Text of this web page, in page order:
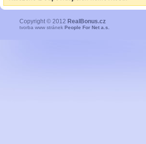
Copyright © 2012 RealBonus.cz
tvorba www stránek People For Net a.s.